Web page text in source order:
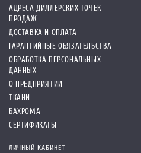
АДРЕСА ДИЛЛЕРСКИХ ТОЧЕК
ПРОДАЖ
ДОСТАВКА И ОПЛАТА
ГАРАНТИЙНЫЕ ОБЯЗАТЕЛЬСТВА
ОБРАБОТКА ПЕРСОНАЛЬНЫХ
ДАННЫХ
О ПРЕДПРИЯТИИ
ТКАНИ
БАХРОМА
СЕРТИФИКАТЫ
ЛИЧНЫЙ КАБИНЕТ